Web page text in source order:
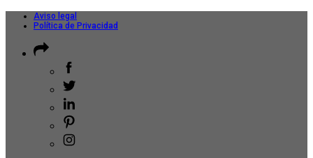
Aviso legal
Política de Privacidad